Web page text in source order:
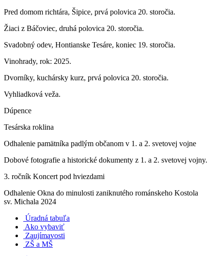
Pred domom richtára, Šipice, prvá polovica 20. storočia.
Žiaci z Báčoviec, druhá polovica 20. storočia.
Svadobný odev, Hontianske Tesáre, koniec 19. storočia.
Vinohrady, rok: 2025.
Dvorníky, kuchársky kurz, prvá polovica 20. storočia.
Vyhliadková veža.
Dúpence
Tesárska roklina
Odhalenie pamätníka padlým občanom v 1. a 2. svetovej vojne
Dobové fotografie a historické dokumenty z 1. a 2. svetovej vojny.
3. ročník Koncert pod hviezdami
Odhalenie Okna do minulosti zaniknutého románskeho Kostola
sv. Michala 2024
Úradná tabuľa
Ako vybaviť
Zaujímavosti
ZŠ a MŠ